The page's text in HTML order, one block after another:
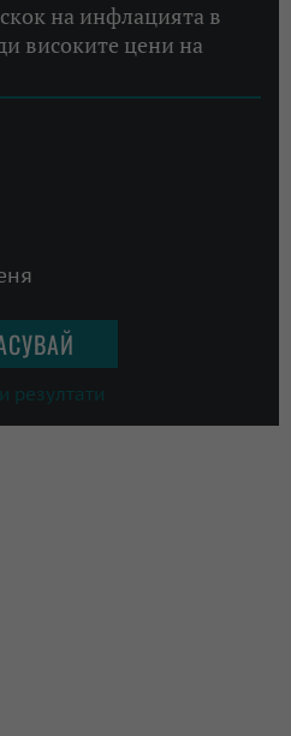
на инфлацията в
високите цени на
резултати